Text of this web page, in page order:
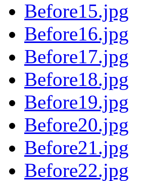
Before15.jpg
Before16.jpg
Before17.jpg
Before18.jpg
Before19.jpg
Before20.jpg
Before21.jpg
Before22.jpg